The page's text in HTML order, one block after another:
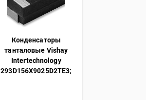
Конденсаторы
танталовые Vishay
Intertechnology
293D156X9025D2TE3;